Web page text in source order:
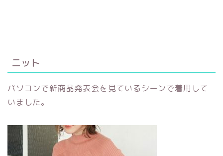
ニット
パソコンで新商品発表会を見ているシーンで着用して
いました。